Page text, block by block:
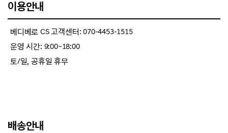
이용안내
베디베로 CS 고객센터: 070-4453-1515
운영 시간: 9:00~18:00
토/일, 공휴일 휴무
배송안내